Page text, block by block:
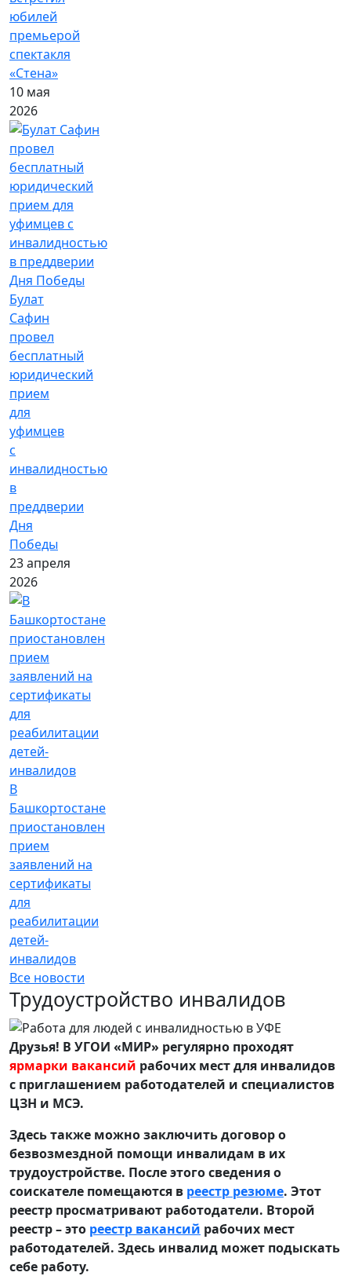
юбилей
премьерой
спектакля
«Стена»
10 мая
2026
Булат
Сафин
провел
бесплатный
юридический
прием
для
уфимцев
с
инвалидностью
в
преддверии
Дня
Победы
23 апреля
2026
В
Башкортостане
приостановлен
прием
заявлений на
сертификаты
для
реабилитации
детей-
инвалидов
Все новости
Трудоустройство инвалидов
Друзья! В УГОИ «МИР» регулярно проходят
ярмарки вакансий рабочих мест для инвалидов
с приглашением работодателей и специалистов
ЦЗН и МСЭ.
Здесь также можно заключить договор о
безвозмездной помощи инвалидам в их
трудоустройстве. После этого сведения о
соискателе помещаются в реестр резюме. Этот
реестр просматривают работодатели. Второй
реестр – это реестр вакансий рабочих мест
работодателей. Здесь инвалид может подыскать
себе работу.